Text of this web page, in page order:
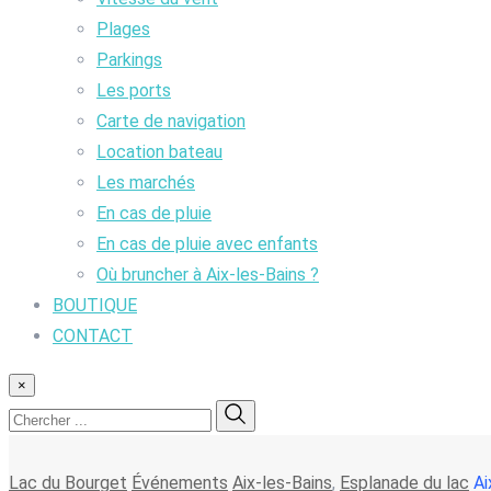
Plages
Parkings
Les ports
Carte de navigation
Location bateau
Les marchés
En cas de pluie
En cas de pluie avec enfants
Où bruncher à Aix-les-Bains ?
BOUTIQUE
CONTACT
×
Lac du Bourget Événements Aix-les-Bains, Esplanade du lac